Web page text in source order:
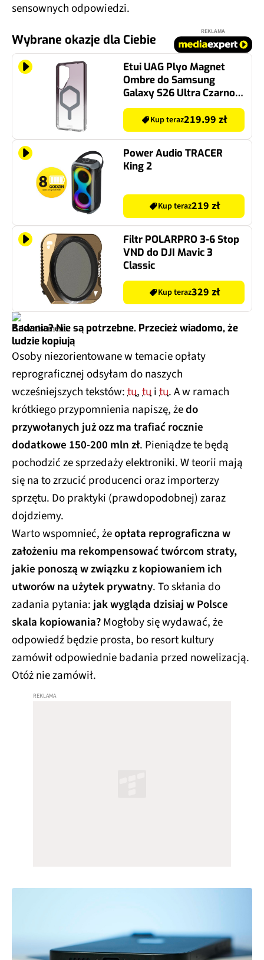
sensownych odpowiedzi.
Wybrane okazje dla Ciebie
REKLAMA
Etui UAG Plyo Magnet
Ombre do Samsung
Galaxy S26 Ultra Czarno-
przezroczysty
Kup teraz219.99 zł
Power Audio TRACER
King 2
Kup teraz219 zł
Filtr POLARPRO 3-6 Stop
VND do DJI Mavic 3
Classic
Kup teraz329 zł
Badania? Nie są potrzebne. Przecież wiadomo, że
ludzie kopiują
Osoby niezorientowane w temacie opłaty
reprograficznej odsyłam do naszych
wcześniejszych tekstów:tu,tuitu. A w ramach
krótkiego przypomnienia napiszę, żedo
przywołanych już ozz ma trafiać rocznie
dodatkowe 150-200 mln zł. Pieniądze te będą
pochodzić ze sprzedaży elektroniki. W teorii mają
się na to zrzucić producenci oraz importerzy
sprzętu. Do praktyki (prawdopodobnej) zaraz
dojdziemy.
Warto wspomnieć, żeopłata reprograficzna w
założeniu ma rekompensować twórcom straty,
jakie ponoszą w związku z kopiowaniem ich
utworów na użytek prywatny. To skłania do
zadania pytania: jak wygląda dzisiaj w Polsce
skala kopiowania?Mogłoby się wydawać, że
odpowiedź będzie prosta, bo resort kultury
zamówił odpowiednie badania przed nowelizacją.
Otóż nie zamówił.